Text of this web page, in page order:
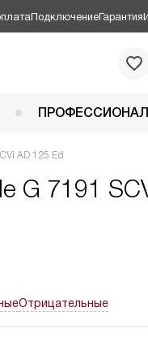
ПодключениеГарантия
AD 125 Ed
G 7191
Отрицательные